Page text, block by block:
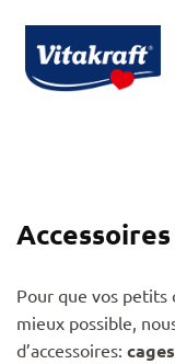
Accessoires
Pour que vos petits
mieux possible,
d’accessoires: